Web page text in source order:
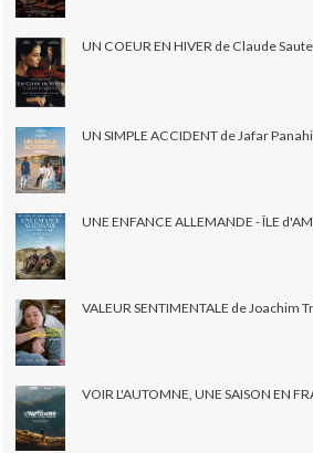
UN COEUR EN HIVER de Claude
UN SIMPLE ACCIDENT de Jafar Panahi
UNE ENFANCE ALLEMANDE - ÎLE
VALEUR SENTIMENTALE de Joachim
VOIR L'AUTOMNE, UNE SAISON EN